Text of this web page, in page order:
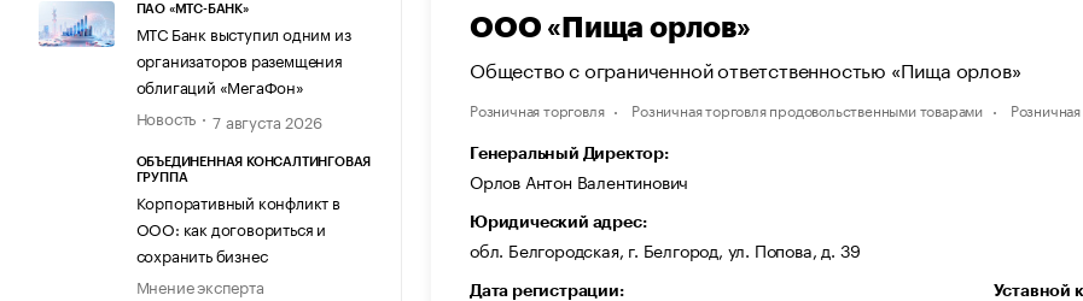
ПАО «МТС-БАНК»
МТС Банк выступил одним из
организаторов раземщения
облигаций «МегаФон»
Новость
7 августа 2026
ОБЪЕДИНЕННАЯ КОНСАЛТИНГОВАЯ
ГРУППА
Корпоративный конфликт в
ООО: как договориться и
сохранить бизнес
Мнение эксперта
ООО «Пища орлов»
Общество с ограниченной ответственностью «Пища орлов»
Розничная торговля Розничная торговля продовольственными товарами
Генеральный Директор:
Орлов Антон Валентинович
Юридический адрес:
обл. Белгородская, г. Белгород, ул. Попова, д. 39
Дата регистрации: Уставной